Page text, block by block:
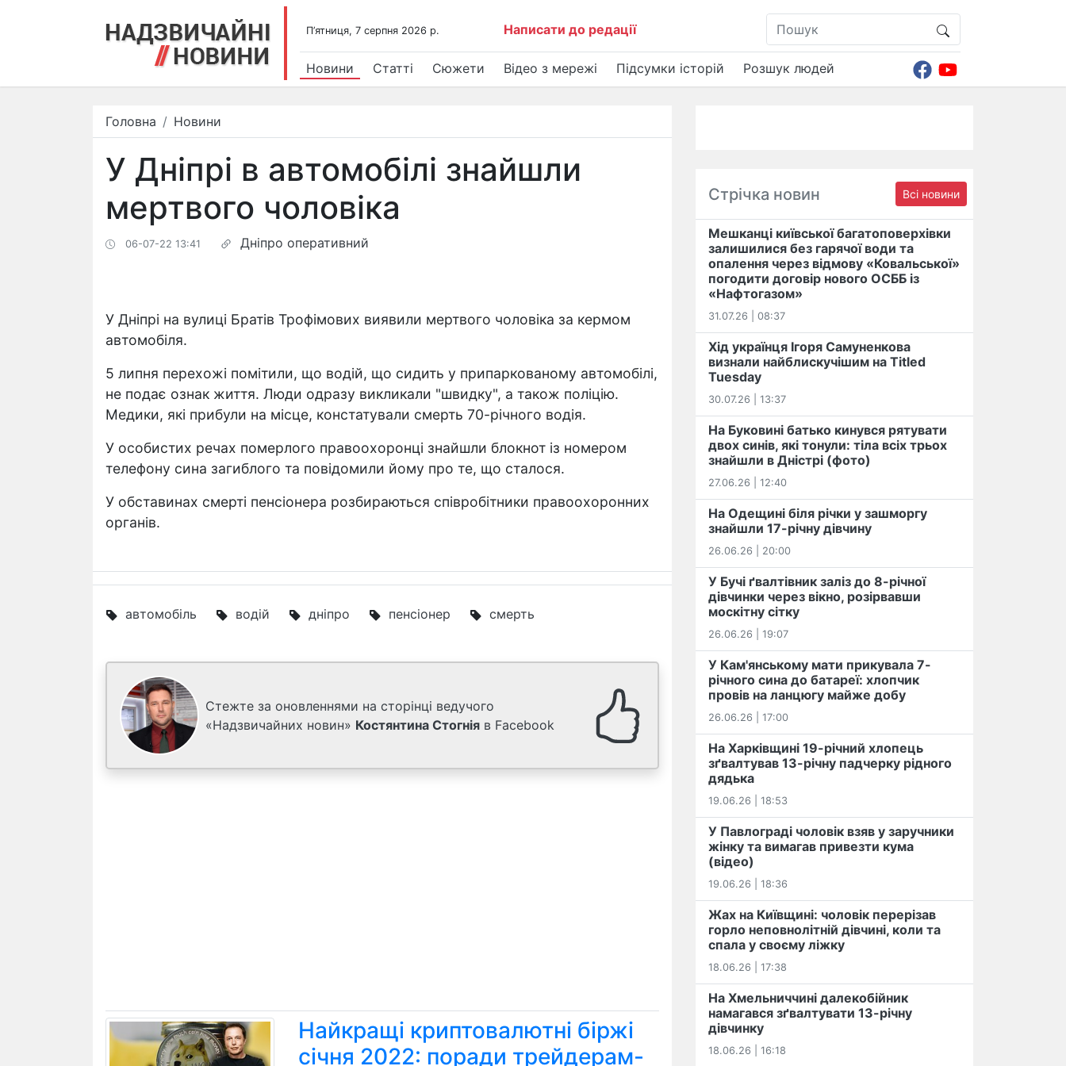
П’ятниця, 7 серпня 2026 р. Написати до редації
Новини Статті Сюжети Відео з мережі Підсумки історій Розшук людей
Головна Новини
У Дніпрі в автомобілі знайшли
мертвого чоловіка
06-07-22 13:41 Дніпро оперативний
У Дніпрі на вулиці Братів Трофімових виявили мертвого чоловіка за кермом
автомобіля.
5 липня перехожі помітили, що водій, що сидить у припаркованому автомобілі,
не подає ознак життя. Люди одразу викликали "швидку", а також поліцію.
Медики, які прибули на місце, констатували смерть 70-річного водія.
У особистих речах померлого правоохоронці знайшли блокнот із номером
телефону сина загиблого та повідомили йому про те, що сталося.
У обставинах смерті пенсіонера розбираються співробітники правоохоронних
органів.
автомобіль водій дніпро пенсіонер смерть
Стежте за оновленнями на сторінці ведучого
«Надзвичайних новин» Костянтина Стогнія в Facebook
Найкращі криптовалютні біржі
січня 2022: поради трейдерам-
Стрічка новин Всі новини
Мешканці київської багатоповерхівки
залишилися без гарячої води та
опалення через відмову «Ковальської»
погодити договір нового ОСББ із
«Нафтогазом»
31.07.26 | 08:37
Хід українця Ігоря Самуненкова
визнали найблискучішим на Titled
Tuesday
30.07.26 | 13:37
На Буковині батько кинувся рятувати
двох синів, які тонули: тіла всіх трьох
знайшли в Дністрі (фото)
27.06.26 | 12:40
На Одещині біля річки у зашморгу
знайшли 17-річну дівчину
26.06.26 | 20:00
У Бучі ґвалтівник заліз до 8-річної
дівчинки через вікно, розірвавши
москітну сітку
26.06.26 | 19:07
У Кам'янському мати прикувала 7-
річного сина до батареї: хлопчик
провів на ланцюгу майже добу
26.06.26 | 17:00
На Харківщині 19-річний хлопець​
️зґвалтував 13-річну падчерку рідного
дядька
19.06.26 | 18:53
У Павлограді чоловік взяв у заручники
жінку та вимагав привезти кума
(відео)
19.06.26 | 18:36
Жах на Київщині: чоловік перерізав
горло неповнолітній дівчині, коли та
спала у своєму ліжку
18.06.26 | 17:38
На Хмельниччині далекобійник
намагався зґвалтувати 13-річну
дівчинку
18.06.26 | 16:18